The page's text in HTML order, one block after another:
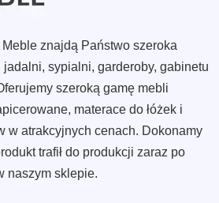
znajdą Państwo szeroka
sypialni, garderoby, gabinetu
szeroką gamę mebli
materace do łóżek i
w atrakcyjnych cenach. Dokonamy
trafił do produkcji zaraz po
naszym sklepie.